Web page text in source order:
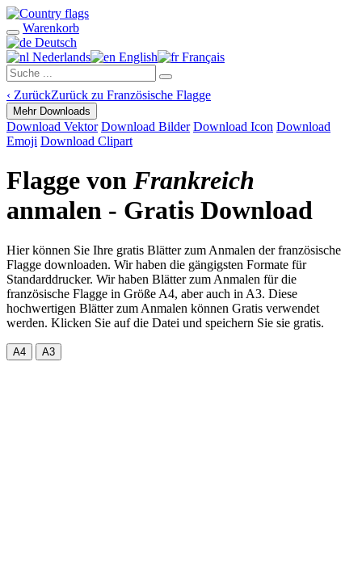
Warenkorb
Deutsch
Nederlands
English Français
‹ ZurückZurück zu Französische Flagge
Mehr Downloads
Download Vektor Download Bilder Download Icon Download
Emoji Download Clipart
Flagge von Frankreich
anmalen - Gratis Download
Hier können Sie Ihre gratis Blätter zum Anmalen der französische
Flagge downloaden. Wir haben die gängigsten Formate für
Standarddrucker. Wir haben Blätter zum Anmalen für die
französische Flagge in Größe A4, aber auch in A3. Diese
hochwertigen Blätter zum Anmalen können Gratis verwendet
werden. Klicken Sie auf die Datei und speichern Sie sie gratis.
A4 A3